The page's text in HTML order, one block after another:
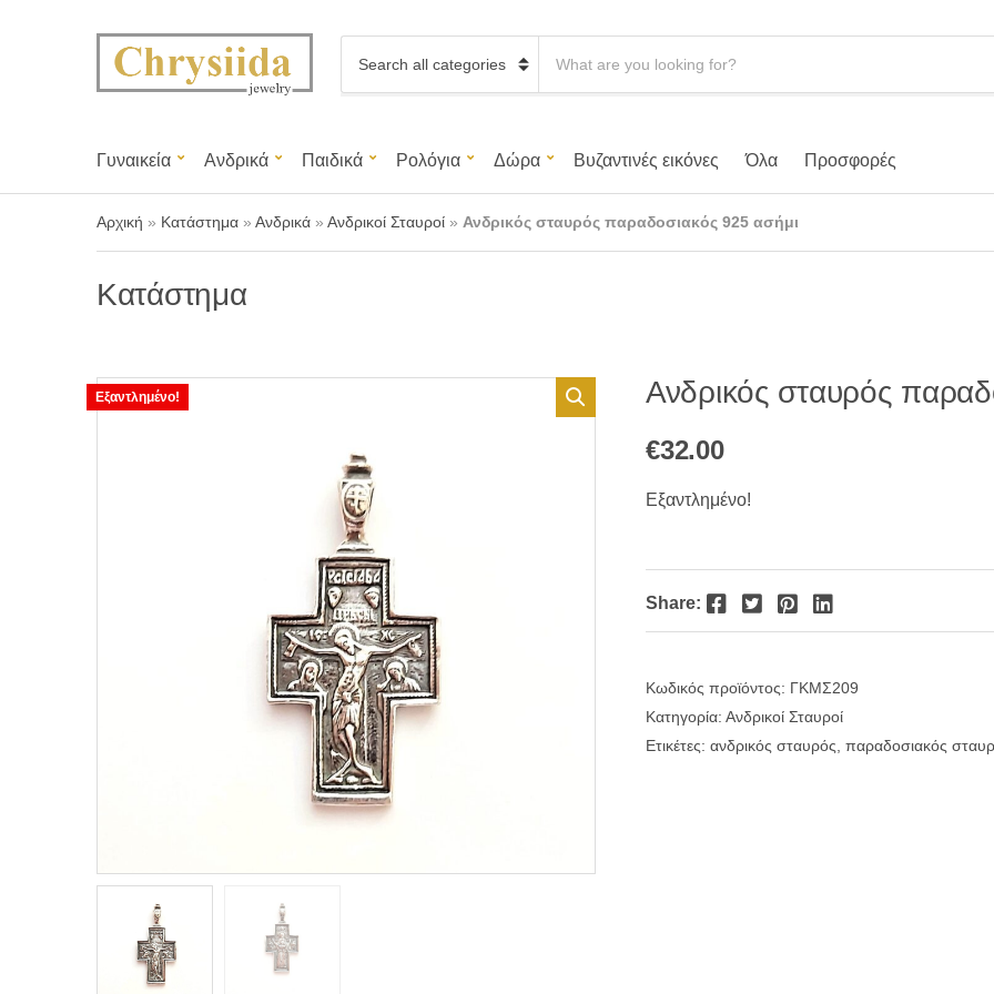
a
g
o
r
y
n
a
p
d
Γυναικεία Ανδρικά Παιδικά Ρολόγια Δώρα Βυζαντινές εικόνες Όλα Προσφορές
Αρχική » Κατάστημα » Ανδρικά » Ανδρικοί Σταυροί » Ανδρικός σταυρός παραδοσιακός 925 ασήμι
Κατάστημα
Εξαντλημένο! Ανδρικός σταυρός
€32.00
Εξαντλημένο!
Share: Facebook Twitter Pinterest LinkedIn
Κωδικός προϊόντος: ΓΚΜΣ209
Κατηγορία: Ανδρικοί Σταυροί
Ετικέτες: ανδρικός σταυρός, παραδοσιακός